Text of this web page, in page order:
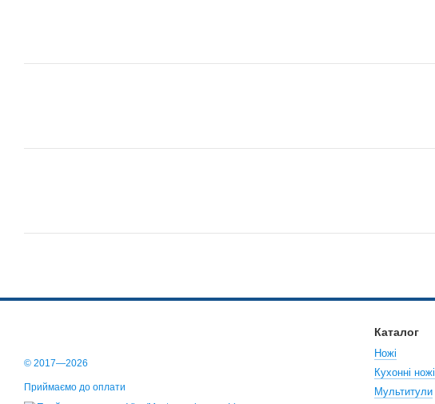
© 2017—2026
Приймаємо до оплати
Каталог
Ножі
Кухонні ножі
Мультитули